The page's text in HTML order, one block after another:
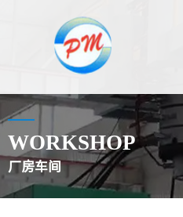
WORKSHOP
厂房车间